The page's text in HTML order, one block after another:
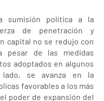
sumisión política a la
de penetración y
capital no se redujo con
pesar de las medidas
adoptados en algunos
se avanza en la
favorables a los más
poder de expansión del